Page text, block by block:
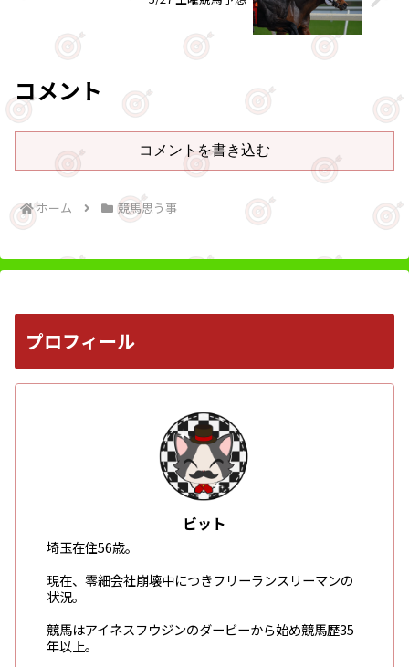
コメント
コメントを書き込む
ホーム 競馬思う事
プロフィール
ビット
埼玉在住56歳。
現在、零細会社崩壊中につきフリーランスリーマンの
状況。
競馬はアイネスフウジンのダービーから始め競馬歴35
年以上。